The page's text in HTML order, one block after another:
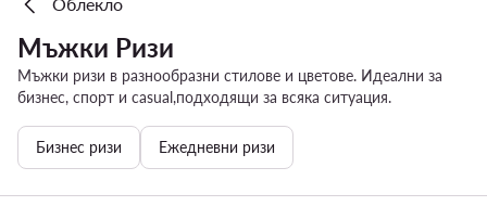
Мъжки Ризи
Мъжки ризи в разнообразни стилове и цветове. Идеални за
бизнес, спорт и casual,подходящи за всяка ситуация.
Бизнес ризи Ежедневни ризи